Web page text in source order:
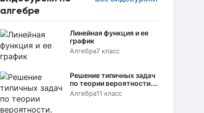
алгебре
Линейная функция и ее
график
Алгебра7 класс
Решение типичных задач
по теории вероятности.
Задача 1
Алгебра11 класс